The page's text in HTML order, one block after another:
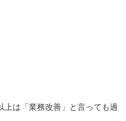
上は「業務改善」と言っても過